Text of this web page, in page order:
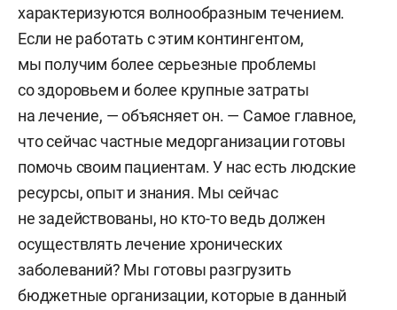
характеризуются волнообразным течением.
Если не работать с этим контингентом,
мы получим более серьезные проблемы
со здоровьем и более крупные затраты
на лечение, — объясняет он. — Самое главное,
что сейчас частные медорганизации готовы
помочь своим пациентам. У нас есть людские
ресурсы, опыт и знания. Мы сейчас
не задействованы, но кто-то ведь должен
осуществлять лечение хронических
заболеваний? Мы готовы разгрузить
бюджетные организации, которые в данный